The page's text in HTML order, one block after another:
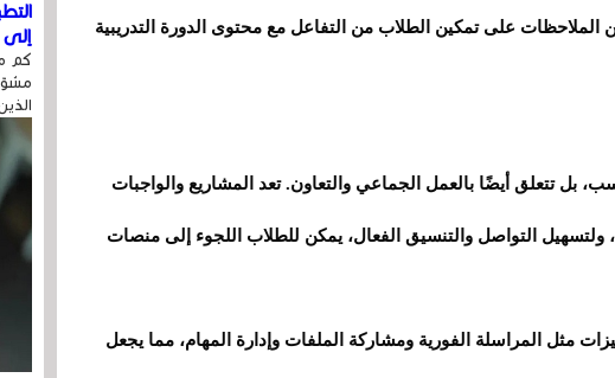
الملاحظات على تمكين الطلاب من التفاعل مع محتوى الدورة التدريبية
بل تتعلق أيضًا بالعمل الجماعي والتعاون. تعد المشاريع والواجبات
ولتسهيل التواصل والتنسيق الفعال، يمكن للطلاب اللجوء إلى منصات
مثل المراسلة الفورية ومشاركة الملفات وإدارة المهام، مما يجعل
إلى
كم